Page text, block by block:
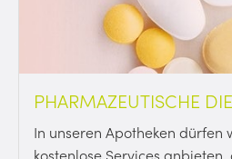
PHARMAZEUTISCHE
In unseren Apotheken dürfen